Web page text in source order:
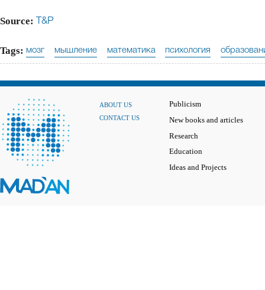
Source: T&P
Tags: мозг мышление математика психология
ABOUT US
CONTACT US
Publicism
New books and articles
Research
Education
Ideas and Projects